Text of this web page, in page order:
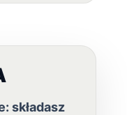
składasz